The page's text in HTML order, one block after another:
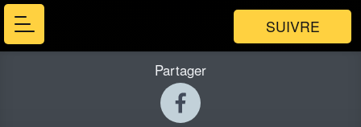
SUIVRE
Partager